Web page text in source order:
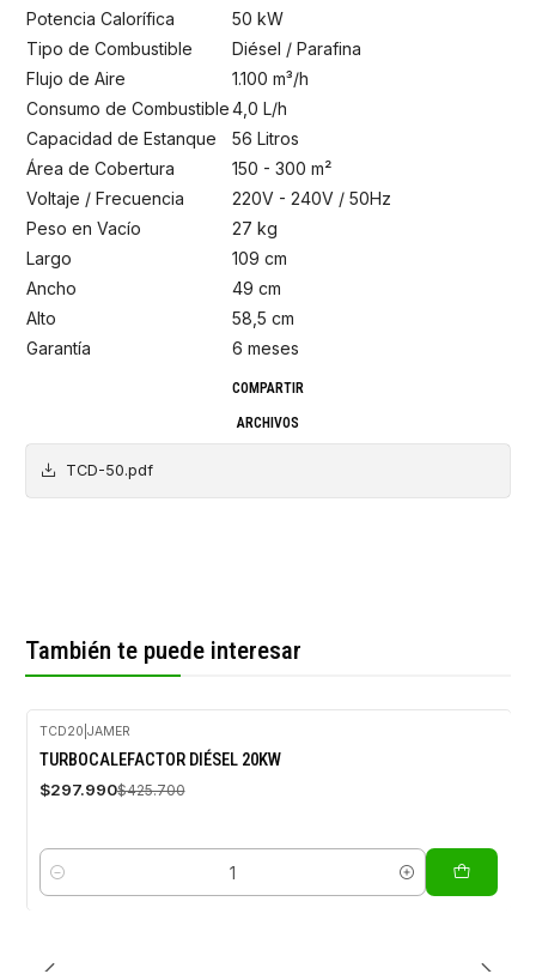
Potencia Calorífica
50 kW
Tipo de Combustible
Diésel / Parafina
Flujo de Aire
1.100 m³/h
Consumo de Combustible4,0 L/h
Capacidad de Estanque
56 Litros
Área de Cobertura
150 - 300 m²
Voltaje / Frecuencia
220V - 240V / 50Hz
Peso en Vacío
27 kg
Largo
109 cm
Ancho
49 cm
Alto
58,5 cm
Garantía
6 meses
COMPARTIR
ARCHIVOS
TCD-50.pdf
También te puede interesar
-30%
OFF
TCD20 JAMER
TURBOCALEFACTOR DIÉSEL 20KW
$297.990$425.700
Cantidad